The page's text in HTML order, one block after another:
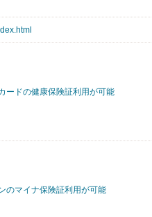
ードの健康保険証利用が可能
のマイナ保険証利用が可能